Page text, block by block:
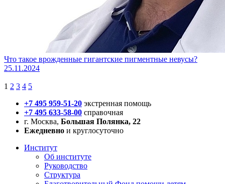
Что такое врожденные гигантские пигментные невусы?
25.11.2024
1 2 3 4 5
+7 495 959-51-20 экстренная помощь
+7 495 633-58-00 справочная
г. Москва, Большая Полянка, 22
Ежедневно и круглосуточно
Институт
Об институте
Руководство
Структура